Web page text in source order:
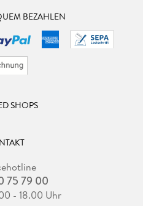
BEZAHLEN
SHOPS
75 79 00
- 18.00 Uhr